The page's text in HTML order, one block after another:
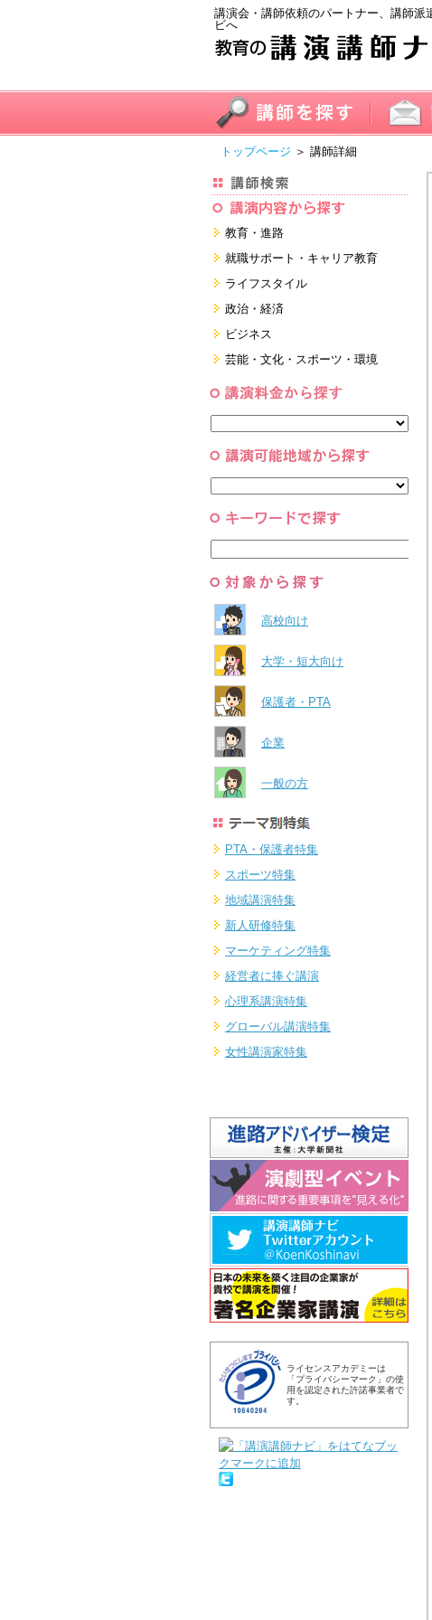
講演会・講師依頼のパートナー、講師派
ビへ
トップページ ＞ 講師詳細
教育・進路
進学・受験
教員・保護者
すべて
就職サポート・キャリア教育
就職サポートツール対策
面接・ディスカッション・マナー
対策
ライフスタイル
健康・美容・女性・食育
看護・介護・ボランティア
すべて
政治・経済
国際
日本
ビジネス
経営・マーケティング・ファイナ
ンス
コーチング・メンタルヘルス・人
芸能・文化・スポーツ・環境
スポーツ
すべて
高校向け
大学・短大向け
保護者・PTA
企業
一般の方
PTA・保護者特集
スポーツ特集
地域講演特集
新人研修特集
マーケティング特集
経営者に捧ぐ講演
心理系講演特集
グローバル講演特集
女性講演家特集
ライセンスアカデミーは
「プライバシーマーク」の使
用を認定された許諾事業者で
す。